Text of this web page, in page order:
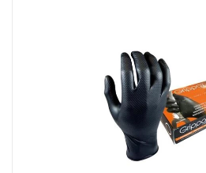
Klausos apsauga
Kvėpavimo takų apsauga
Adatoms atsparios
Antistatinės pirštinės
Chemikalams atsparios